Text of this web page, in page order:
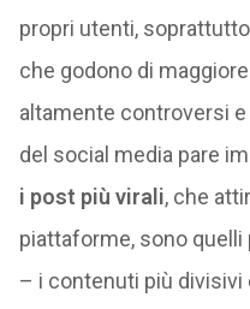
propri utenti,
che godono di
altamente controversi
del social media pare
i post più virali, che
piattaforme, sono
– i contenuti più